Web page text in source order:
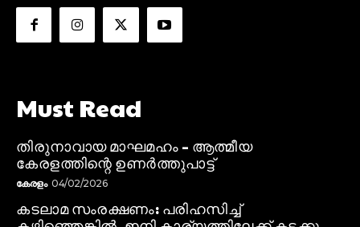
Must Read
തിരുനാവായ മാഘമഹം – ആത്മീയ
കേരളത്തിന്റെ ഉണർത്തുപാട്ട്
കേരളം 04/02/2026
കടലാമ സംരക്ഷണം: പരിഹസിച്ച്